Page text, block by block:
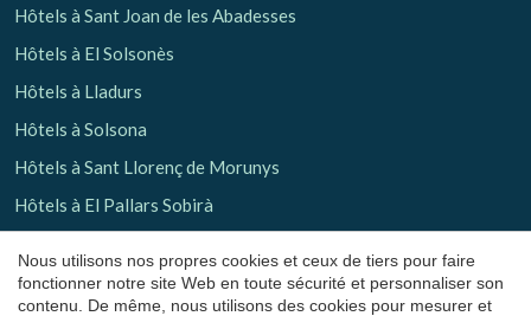
Hôtels à Sant Joan de les Abadesses
Hôtels à El Solsonès
Hôtels à Lladurs
Hôtels à Solsona
Hôtels à Sant Llorenç de Morunys
Hôtels à El Pallars Sobirà
Retrouvez-nous sur
Nous utilisons nos propres cookies et ceux de tiers pour faire
fonctionner notre site Web en toute sécurité et personnaliser son
contenu. De même, nous utilisons des cookies pour mesurer et